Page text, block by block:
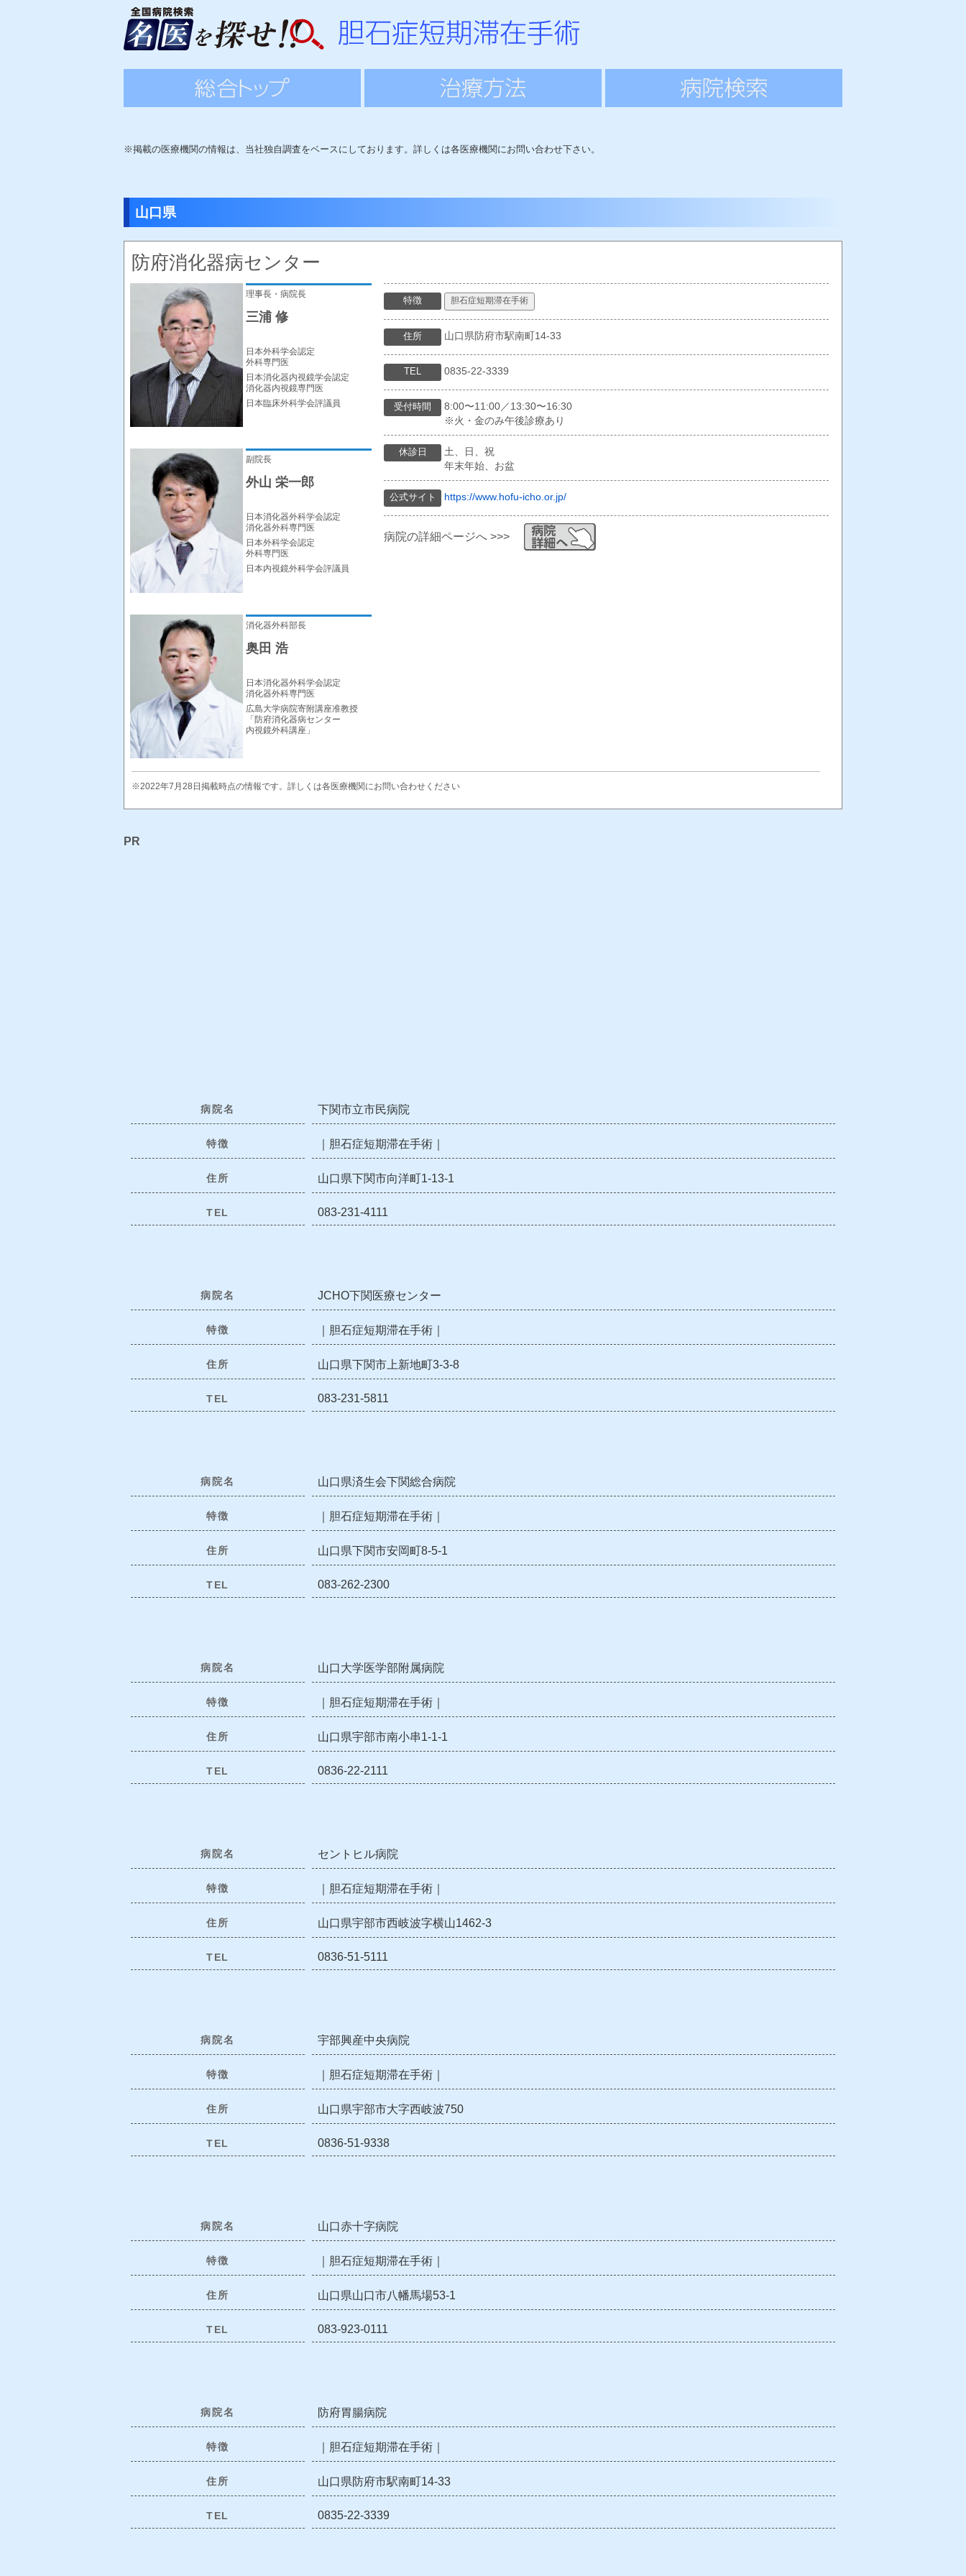
※掲載の医療機関の情報は、当社独自調査をベースにしております。詳しくは各医療機関にお問い合わせ下さい。
山口県
防府消化器病センター
理事長・病院長
三浦 修
日本外科学会認定
外科専門医
日本消化器内視鏡学会認定
消化器内視鏡専門医
日本臨床外科学会評議員
副院長
外山 栄一郎
日本消化器外科学会認定
消化器外科専門医
日本外科学会認定
外科専門医
日本内視鏡外科学会評議員
消化器外科部長
奥田 浩
日本消化器外科学会認定
消化器外科専門医
広島大学病院寄附講座准教授
「防府消化器病センター
内視鏡外科講座」
特徴 胆石症短期滞在手術
住所 山口県防府市駅南町14-33
TEL 0835-22-3339
受付時間
8:00〜11:00／13:30〜16:30
※火・金のみ午後診療あり
休診日
土、日、祝
年末年始、お盆
公式サイト https://www.hofu-icho.or.jp/
病院の詳細ページへ >>>
※2022年7月28日掲載時点の情報です。詳しくは各医療機関にお問い合わせください
PR
病院名 下関市立市民病院
特徴 ｜胆石症短期滞在手術｜
住所 山口県下関市向洋町1-13-1
TEL 083-231-4111
病院名 JCHO下関医療センター
特徴 ｜胆石症短期滞在手術｜
住所 山口県下関市上新地町3-3-8
TEL 083-231-5811
病院名 山口県済生会下関総合病院
特徴 ｜胆石症短期滞在手術｜
住所 山口県下関市安岡町8-5-1
TEL 083-262-2300
病院名 山口大学医学部附属病院
特徴 ｜胆石症短期滞在手術｜
住所 山口県宇部市南小串1-1-1
TEL 0836-22-2111
病院名 セントヒル病院
特徴 ｜胆石症短期滞在手術｜
住所 山口県宇部市西岐波字横山1462-3
TEL 0836-51-5111
病院名 宇部興産中央病院
特徴 ｜胆石症短期滞在手術｜
住所 山口県宇部市大字西岐波750
TEL 0836-51-9338
病院名 山口赤十字病院
特徴 ｜胆石症短期滞在手術｜
住所 山口県山口市八幡馬場53-1
TEL 083-923-0111
病院名 防府胃腸病院
特徴 ｜胆石症短期滞在手術｜
住所 山口県防府市駅南町14-33
TEL 0835-22-3339